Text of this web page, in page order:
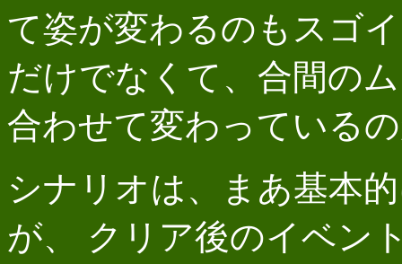
て姿が変わるのもスゴ
だけでなくて、合間の
合わせて変わっている
シナリオは、まあ基本
が、 クリア後のイベン